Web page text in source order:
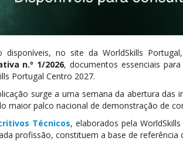
disponíveis, no site da WorldSkills
n.º 1/2026, documentos essenciais
Portugal Centro 2027.
surge a uma semana da abertura
maior palco nacional de demonstração de
Técnicos, elaborados pela
profissão, constituem a base de